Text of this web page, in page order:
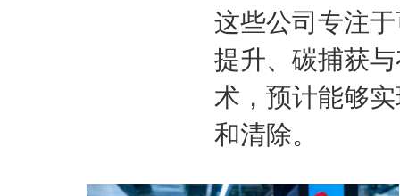
这些公司专注
提升、碳捕获
术，预计能够
和清除。